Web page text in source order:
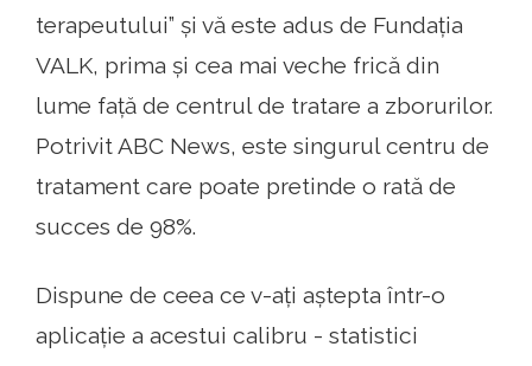
terapeutului” și vă este adus de Fundația
VALK, prima și cea mai veche frică din
lume față de centrul de tratare a zborurilor.
Potrivit ABC News, este singurul centru de
tratament care poate pretinde o rată de
succes de 98%.
Dispune de ceea ce v-ați aștepta într-o
aplicație a acestui calibru - statistici